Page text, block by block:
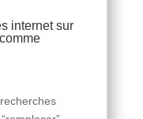
internet sur